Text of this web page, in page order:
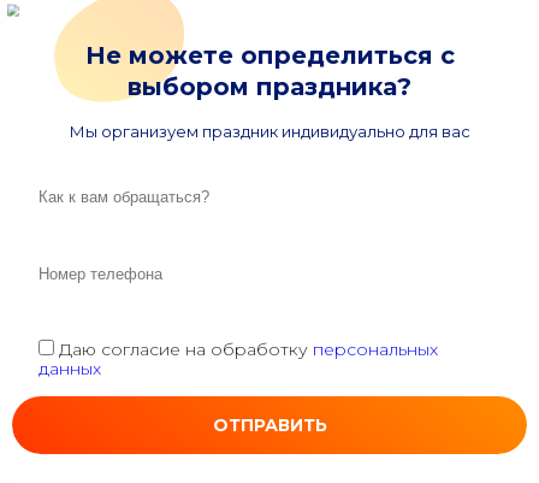
Не можете определиться с
выбором праздника?
Мы организуем праздник индивидуально для вас
Даю согласие на обработку персональных
данных